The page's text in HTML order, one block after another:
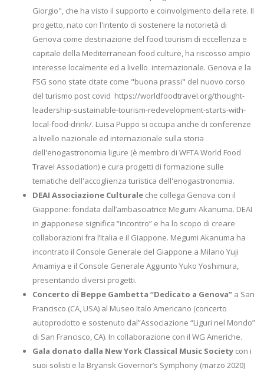
Giorgio", che ha visto il supporto e coinvolgimento della rete. Il
progetto, nato con l'intento di sostenere la notorietà di
Genova come destinazione del food tourism di eccellenza e
capitale della Mediterranean food culture, ha riscosso ampio
interesse localmente ed a livello internazionale. Genova e la
FSG sono state citate come "buona prassi" del nuovo corso
del turismo post covid https://worldfoodtravel.org/thought-
leadership-sustainable-tourism-redevelopment-starts-with-
local-food-drink/. Luisa Puppo si occupa anche di conferenze
a livello nazionale ed internazionale sulla storia
dell'enogastronomia ligure (è membro di WFTA World Food
Travel Association) e cura progetti di formazione sulle
tematiche dell'accoglienza turistica dell'enogastronomia.
DEAI Associazione Culturale che collega Genova con il
Giappone: fondata dall’ambasciatrice Megumi Akanuma. DEAI
in giapponese significa “incontro” e ha lo scopo di creare
collaborazioni fra l’Italia e il Giappone. Megumi Akanuma ha
incontrato il Console Generale del Giappone a Milano Yuji
Amamiya e il Console Generale Aggiunto Yuko Yoshimura,
presentando diversi progetti.
Concerto di Beppe Gambetta “Dedicato a Genova” a San
Francisco (CA, USA) al Museo Italo Americano (concerto
autoprodotto e sostenuto dal”Associazione “Liguri nel Mondo”
di San Francisco, CA). In collaborazione con il WG Americhe.
Gala donato dalla New York Classical Music Society con i
suoi solisti e la Bryansk Governor’s Symphony (marzo 2020)